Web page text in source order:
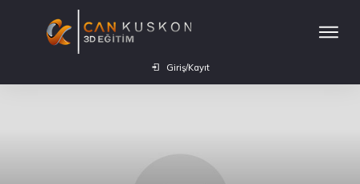
Giriş/Kayıt